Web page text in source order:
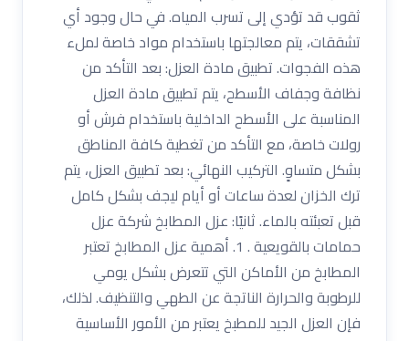
ثقوب قد تؤدي إلى تسرب المياه. في حال وجود أي
تشققات، يتم معالجتها باستخدام مواد خاصة لملء
هذه الفجوات. تطبيق مادة العزل: بعد التأكد من
نظافة وجفاف الأسطح، يتم تطبيق مادة العزل
المناسبة على الأسطح الداخلية باستخدام فرش أو
رولات خاصة، مع التأكد من تغطية كافة المناطق
بشكل متساوٍ. التركيب النهائي: بعد تطبيق العزل، يتم
ترك الخزان لعدة ساعات أو أيام ليجف بشكل كامل
قبل تعبئته بالماء. ثانيًا: عزل المطابخ شركة عزل
حمامات بالقويعية . 1. أهمية عزل المطابخ تعتبر
المطابخ من الأماكن التي تتعرض بشكل يومي
للرطوبة والحرارة الناتجة عن الطهي والتنظيف. لذلك،
فإن العزل الجيد للمطبخ يعتبر من الأمور الأساسية